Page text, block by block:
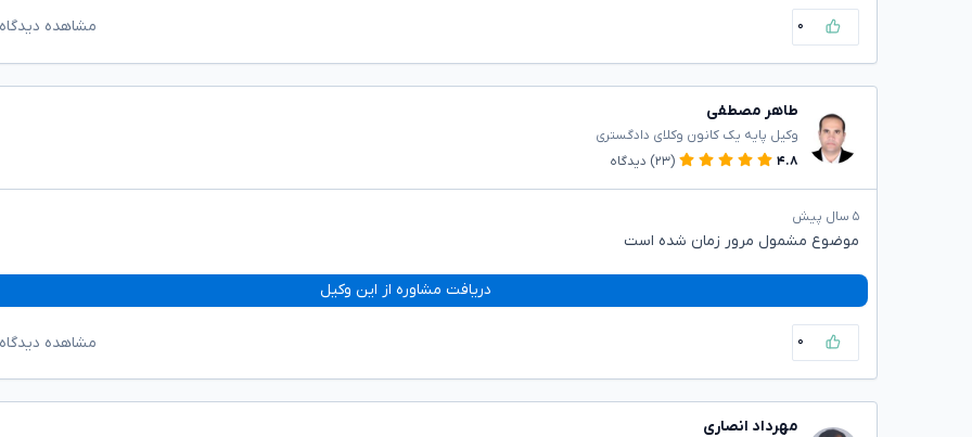
۰ مشاهده
طاهر مصطفی
وکیل پایه یک کانون وکلای دادگستری
۴.۸
(۲۳) دیدگاه
۵ سال پیش
موضوع مشمول مرور زمان شده است
دریافت مشاوره از این وکیل
۰ مشاهده
مهرداد انصاری